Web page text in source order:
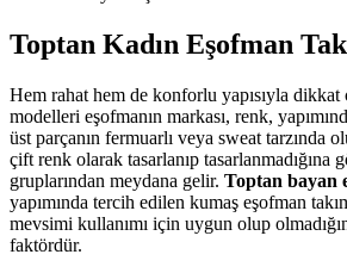
Toptan Kadın Eşofman
Hem rahat hem de konforlu yapısıyla dikkat
modelleri eşofmanın markası, renk,
üst parçanın fermuarlı veya sweat tarzında
çift renk olarak tasarlanıp tasarlanmadığına
gruplarından meydana gelir. Toptan bayan
yapımında tercih edilen kumaş eşofman
mevsimi kullanımı için uygun olup
faktördür.